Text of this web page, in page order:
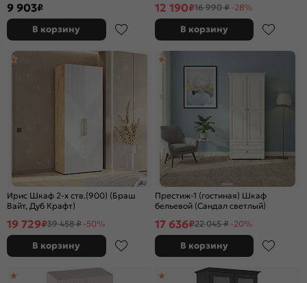
9 903₽
В корзину
12 190₽16 990 ₽ -28%
В корзину
Ирис Шкаф 2-х ств.(900) (Браш
Вайт, Дуб Крафт)
19 729₽39 458 ₽ -50%
В корзину
Престиж-1 (гостиная) Шкаф
бельевой (Сандал светлый)
17 636₽22 045 ₽ -20%
В корзину